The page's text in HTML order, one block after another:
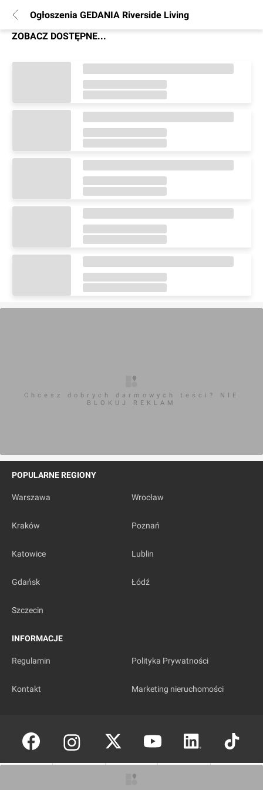
Ogłoszenia GEDANIA Riverside Living
ZOBACZ DOSTĘPNE...
Chcesz dobrych darmowych teści? NIE
BLOKUJ REKLAM
POPULARNE REGIONY
Warszawa Wrocław
Kraków Poznań
Katowice Lublin
Gdańsk Łódź
Szczecin
INFORMACJE
Regulamin Polityka Prywatności
Kontakt Marketing nieruchomości